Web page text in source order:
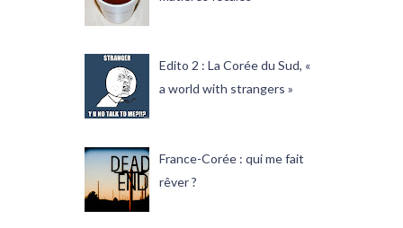
Edito 2 : La Corée du Sud, «
a world with strangers »
France-Corée : qui me fait
rêver ?